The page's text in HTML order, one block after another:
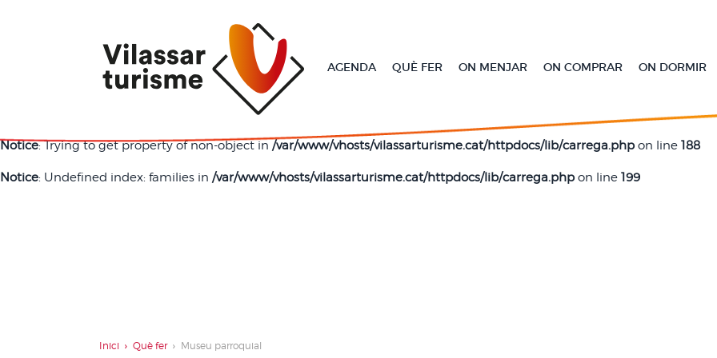
: current() expects parameter 1 to be array, integer given in
: Trying to get property of non-object in /var/www/vhosts/vilassarturisme.cat/httpdocs/lib/carrega.php
/var/www/vhosts/vilassarturisme.cat/httpdocs/lib/carrega.php
Notice: Trying to get property of non-object in /var/www/vhosts/vilassarturisme.cat/httpdocs/lib/carrega.php on line 188
Notice: Undefined index: families in /var/www/vhosts/vilassarturisme.cat/httpdocs/lib/carrega.php on line 199
AGENDA QUÈ FER ON MENJAR ON COMPRAR ON DORMIR
Inici Què fer Museu parroquial